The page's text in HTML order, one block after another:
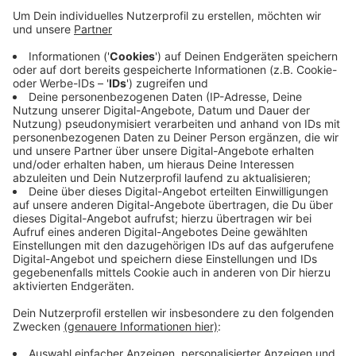
Teil im Visier, so die Gewerkschaft. Denn im gesamten
Bereich des Hauptzollamtes Dortmund hätten die
Ermittler in der ersten Hälfte des Jahres rund 150
Bauunternehmen kontrolliert. Das geht aus einer
Antwort des Bundesfinanzministeriums auf eine
Anfrage im Parlament hervor. Bei den Kontrollen hat
der Zoll Steuer- und Sozialabgabenbetrug über 4,4
Millionen Euro aufgedeckt. Das zeigt laut IG B A U die
kriminelle Energie einiger Unternehmer. Neben
Bauarbeitern und dem Staat würden darunter auch
sauber wirtschaftende Unternehmen leiden, heißt es.
Anzeige